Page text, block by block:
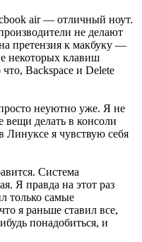
air — отличный ноут.
не делают
претензия к макбуку —
некоторых клавиш
Backspace и Delete
неуютно уже. Я не
вещи делать в консоли
Линуксе я чувствую себя
Система
Я правда на этот раз
только самые
я раньше ставил все,
понадобиться, и